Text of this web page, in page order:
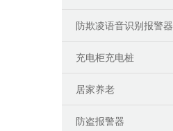
防欺凌语音识别报警器
充电柜充电桩
居家养老
防盗报警器